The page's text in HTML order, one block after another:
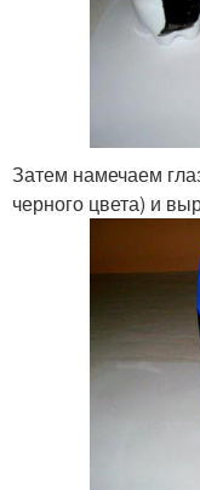
Затем намечаем
черного цвета) и